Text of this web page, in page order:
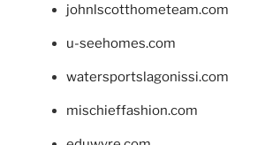
johnlscotthometeam.com
u-seehomes.com
watersportslagonissi.com
mischieffashion.com